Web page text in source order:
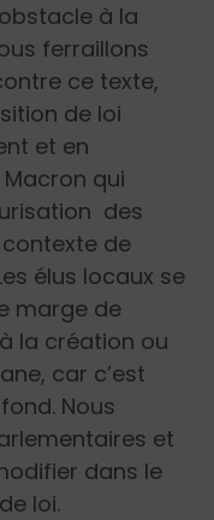
à la
ferraillons
ce texte,
de loi
et en
qui
des
de
élus locaux se
marge de
la création ou
car c’est
Nous
et
dans le
loi.